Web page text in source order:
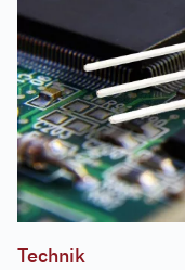
Technik